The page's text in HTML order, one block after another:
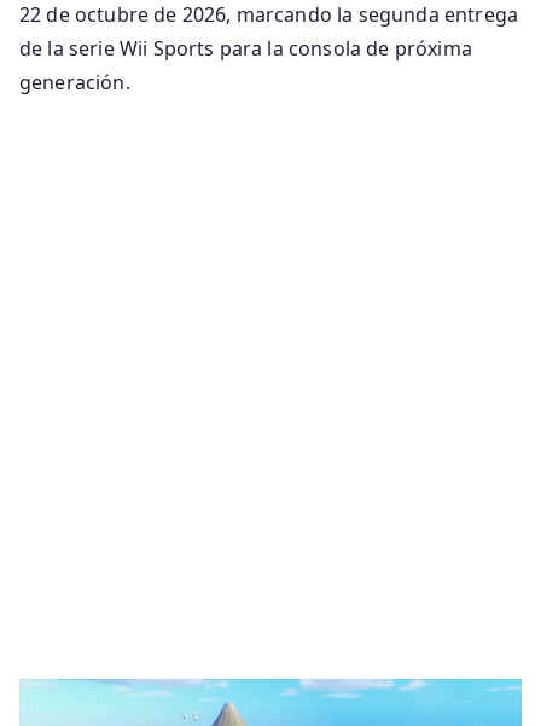
22 de octubre de 2026, marcando la segunda entrega
de la serie Wii Sports para la consola de próxima
generación.